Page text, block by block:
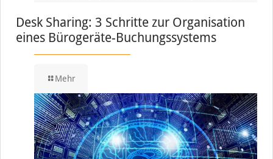
Desk Sharing: 3 Schritte zur Organisation
eines Bürogeräte-Buchungssystems
Mehr